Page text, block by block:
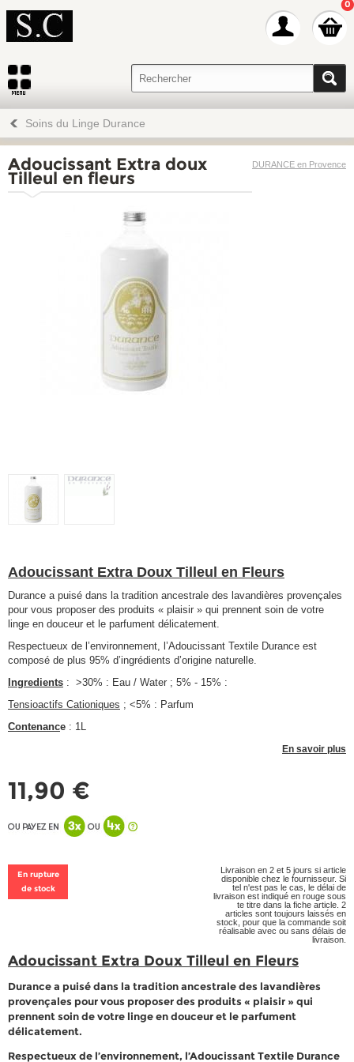
0
Soins du Linge Durance
DURANCE en Provence
Adoucissant Extra doux
Tilleul en fleurs
Adoucissant Extra Doux Tilleul en Fleurs
Durance a puisé dans la tradition ancestrale des lavandières provençales
pour vous proposer des produits « plaisir » qui prennent soin de votre
linge en douceur et le parfument délicatement.
Respectueux de l’environnement, l’Adoucissant Textile Durance est
composé de plus 95% d’ingrédients d’origine naturelle.
Ingredients : >30% : Eau / Water ; 5% - 15% :
Tensioactifs Cationiques ; <5% : Parfum
Contenance : 1L
En savoir plus
11,90 €
En rupture
de stock
Livraison en 2 et 5 jours si article
disponible chez le fournisseur. Si
tel n'est pas le cas, le délai de
livraison est indiqué en rouge sous
te titre dans la fiche article. 2
articles sont toujours laissés en
stock, pour que la commande soit
réalisable avec ou sans délais de
livraison.
Adoucissant Extra Doux Tilleul en Fleurs
Durance a puisé dans la tradition ancestrale des lavandières
provençales pour vous proposer des produits « plaisir » qui
prennent soin de votre linge en douceur et le parfument
délicatement.
Respectueux de l’environnement, l’Adoucissant Textile Durance